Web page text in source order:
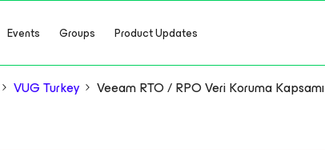
Events Groups Product Updates
VUG Turkey Veeam RTO / RPO Veri Koruma Kapsamı